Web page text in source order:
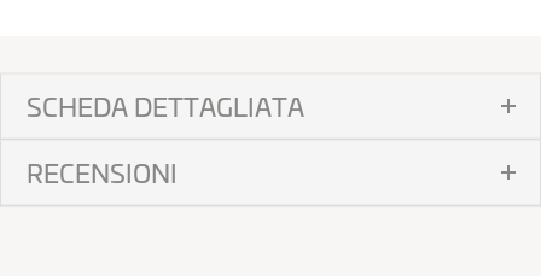
SCHEDA DETTAGLIATA
RECENSIONI